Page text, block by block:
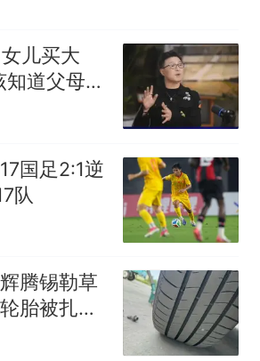
儿买大
知道父母的
衣服80%
国足2:1逆
队
腾锡勒草
胎被扎，
格高达千